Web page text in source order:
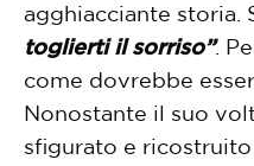
agghiacciante storia.
toglierti il sorriso”.
come dovrebbe
Nonostante il suo
sfigurato e